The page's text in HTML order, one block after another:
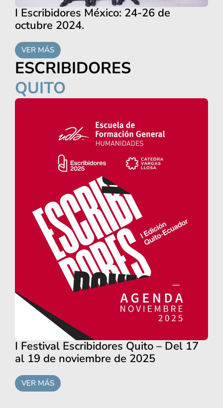
I Escribidores México: 24-26 de
octubre 2024.
VER MÁS
ESCRIBIDORES
QUITO
I Festival Escribidores Quito – Del 17
al 19 de noviembre de 2025
VER MÁS